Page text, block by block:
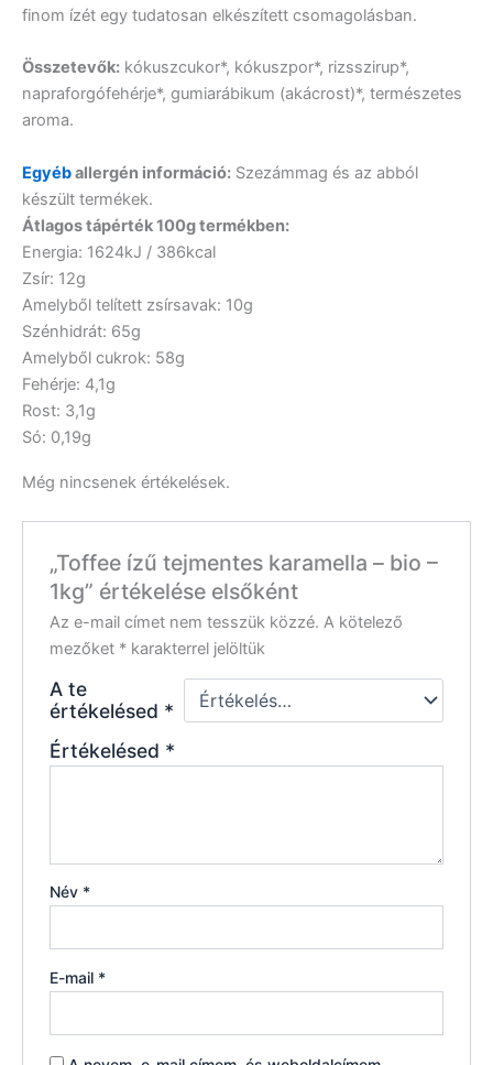
finom ízét egy tudatosan elkészített csomagolásban.
Összetevők: kókuszcukor*, kókuszpor*, rizsszirup*,
napraforgófehérje*, gumiarábikum (akácrost)*, természetes
aroma.
Egyéballergén információ: Szezámmag és az abból
készült termékek.
Átlagos tápérték 100g termékben:
Energia: 1624kJ / 386kcal
Zsír: 12g
Amelyből telített zsírsavak: 10g
Szénhidrát: 65g
Amelyből cukrok: 58g
Fehérje: 4,1g
Rost: 3,1g
Só: 0,19g
Még nincsenek értékelések.
„Toffee ízű tejmentes karamella – bio –
1kg” értékelése elsőként
Az e-mail címet nem tesszük közzé. A kötelező
mezőket * karakterrel jelöltük
A te
értékelésed *
Értékelésed *
Név *
E-mail *